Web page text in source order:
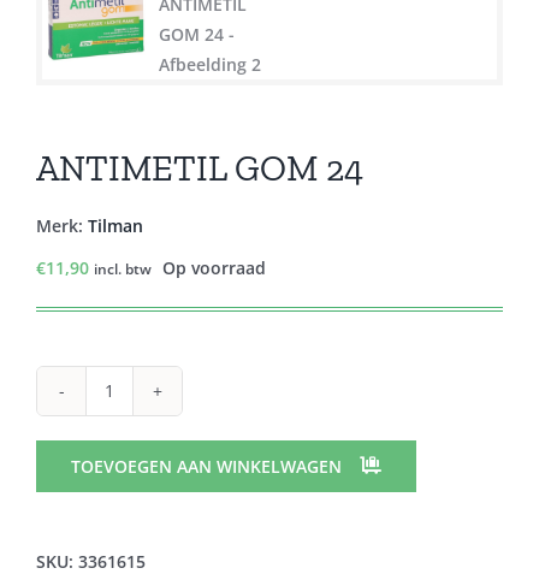
ANTIMETIL GOM 24
Merk: Tilman
€11,90 incl. btw Op voorraad
ANTIMETIL
24
aantal
TOEVOEGEN AAN WINKELWAGEN
SKU: 3361615